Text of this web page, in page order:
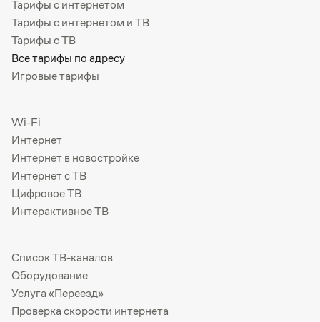
Тарифы с интернетом
Тарифы с интернетом и ТВ
Тарифы с ТВ
Все тарифы по адресу
Игровые тарифы
Wi-Fi
Интернет
Интернет в новостройке
Интернет с ТВ
Цифровое ТВ
Интерактивное ТВ
Список ТВ-каналов
Оборудование
Услуга «Переезд»
Проверка скорости интернета